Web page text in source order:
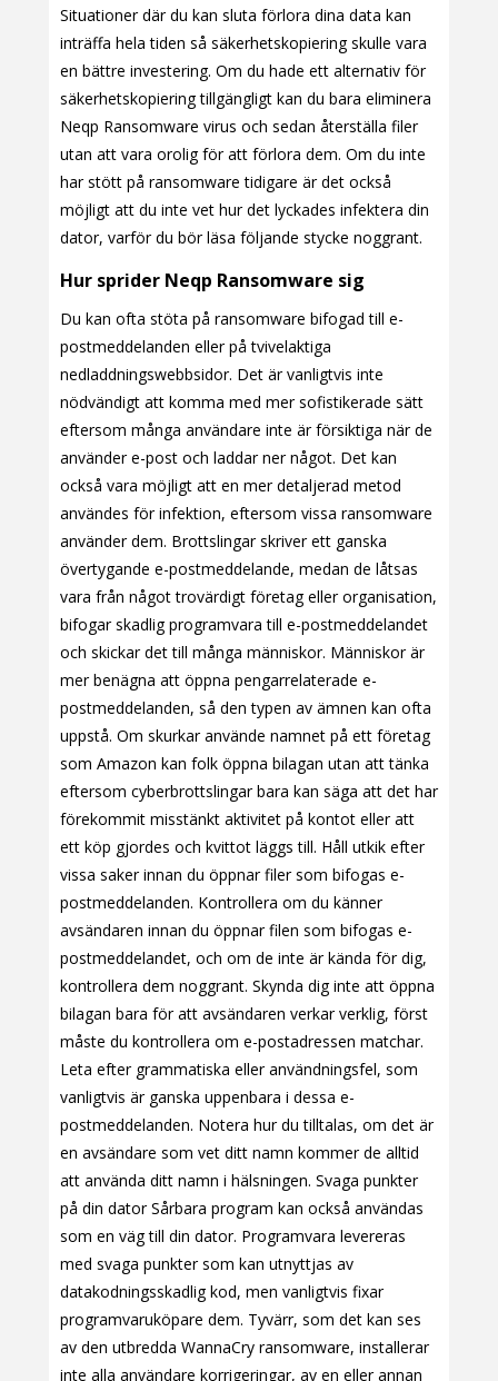
Situationer där du kan sluta förlora dina data kan
inträffa hela tiden så säkerhetskopiering skulle vara
en bättre investering. Om du hade ett alternativ för
säkerhetskopiering tillgängligt kan du bara eliminera
Neqp Ransomware virus och sedan återställa filer
utan att vara orolig för att förlora dem. Om du inte
har stött på ransomware tidigare är det också
möjligt att du inte vet hur det lyckades infektera din
dator, varför du bör läsa följande stycke noggrant.
Hur sprider Neqp Ransomware sig
Du kan ofta stöta på ransomware bifogad till e-
postmeddelanden eller på tvivelaktiga
nedladdningswebbsidor. Det är vanligtvis inte
nödvändigt att komma med mer sofistikerade sätt
eftersom många användare inte är försiktiga när de
använder e-post och laddar ner något. Det kan
också vara möjligt att en mer detaljerad metod
användes för infektion, eftersom vissa ransomware
använder dem. Brottslingar skriver ett ganska
övertygande e-postmeddelande, medan de låtsas
vara från något trovärdigt företag eller organisation,
bifogar skadlig programvara till e-postmeddelandet
och skickar det till många människor. Människor är
mer benägna att öppna pengarrelaterade e-
postmeddelanden, så den typen av ämnen kan ofta
uppstå. Om skurkar använde namnet på ett företag
som Amazon kan folk öppna bilagan utan att tänka
eftersom cyberbrottslingar bara kan säga att det har
förekommit misstänkt aktivitet på kontot eller att
ett köp gjordes och kvittot läggs till. Håll utkik efter
vissa saker innan du öppnar filer som bifogas e-
postmeddelanden. Kontrollera om du känner
avsändaren innan du öppnar filen som bifogas e-
postmeddelandet, och om de inte är kända för dig,
kontrollera dem noggrant. Skynda dig inte att öppna
bilagan bara för att avsändaren verkar verklig, först
måste du kontrollera om e-postadressen matchar.
Leta efter grammatiska eller användningsfel, som
vanligtvis är ganska uppenbara i dessa e-
postmeddelanden. Notera hur du tilltalas, om det är
en avsändare som vet ditt namn kommer de alltid
att använda ditt namn i hälsningen. Svaga punkter
på din dator Sårbara program kan också användas
som en väg till din dator. Programvara levereras
med svaga punkter som kan utnyttjas av
datakodningsskadlig kod, men vanligtvis fixar
programvaruköpare dem. Tyvärr, som det kan ses
av den utbredda WannaCry ransomware, installerar
inte alla användare korrigeringar, av en eller annan